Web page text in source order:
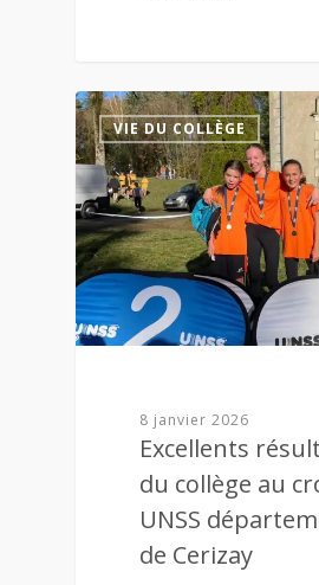
VIE DU COLLÈGE
8 janvier 2026
Excellents
du collège au
UNSS
de Cerizay